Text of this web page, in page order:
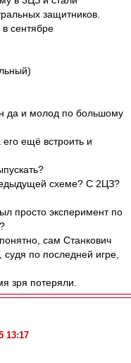
защитников.
сентябре
да и молод по большому
ещё встроить и
схеме? С 2ЦЗ?
просто эксперимент по
сам Станкович
по последней игре,
зря потеряли.
13:17